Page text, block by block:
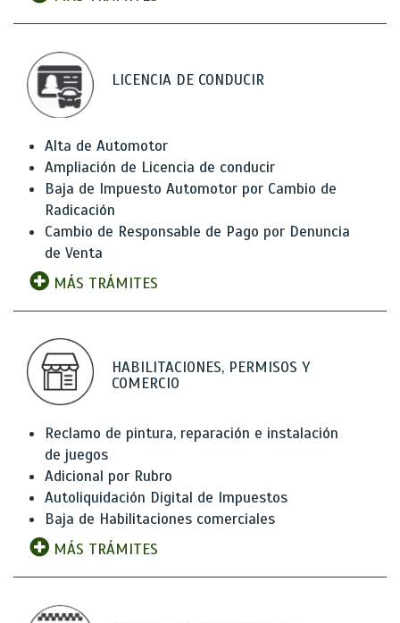
LICENCIA DE CONDUCIR
Alta de Automotor
Ampliación de Licencia de conducir
Baja de Impuesto Automotor por Cambio de
Radicación
Cambio de Responsable de Pago por Denuncia
de Venta
MÁS TRÁMITES
HABILITACIONES, PERMISOS Y
COMERCIO
Reclamo de pintura, reparación e instalación
de juegos
Adicional por Rubro
Autoliquidación Digital de Impuestos
Baja de Habilitaciones comerciales
MÁS TRÁMITES